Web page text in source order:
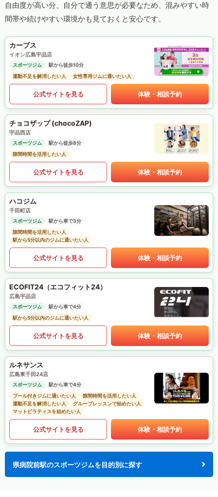
自由度が高い分、自分で通う意思が必要なため、混みやすい時
間帯や続けやすい環境かも見ておくと安心です。
カーブス
イオン広島宇品店
スポーツジム
駅から徒歩10分
運動不足を解消したい人
女性専用ジムに通いたい人
公式サイトを見る 体験・相談予約
チョコザップ (chocoZAP)
宇品西店
スポーツジム
駅から徒歩8分
隙間時間を活用したい人
公式サイトを見る 体験・相談予約
ハコジム
千田町店
スポーツジム
駅から車で3分
隙間時間を活用したい人
駅から5分以内のジムに通いたい人
公式サイトを見る 体験・相談予約
ECOFIT24（エコフィット24）
広島宇品店
スポーツジム
駅から車で4分
駅から5分以内のジムに通いたい人
公式サイトを見る 体験・相談予約
ルネサンス
広島東千田24店
スポーツジム
駅から車で4分
プール付きジムに通いたい人
隙間時間を活用したい人
運動不足を解消したい人
グループレッスンで始めたい人
マットピラティスを始めたい人
公式サイトを見る 体験・相談予約
県病院前駅のスポーツジムを目的別に探す